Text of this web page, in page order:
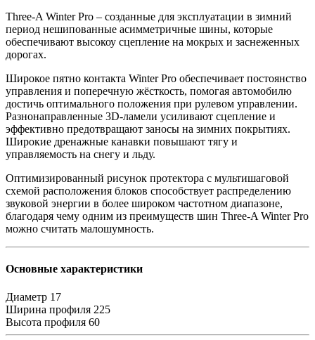
Three-A Winter Pro – созданные для эксплуатации в зимний
период нешипованные асимметричные шины, которые
обеспечивают высокоу сцепление на мокрых и заснеженных
дорогах.
Широкое пятно контакта Winter Pro обеспечивает постоянство
управления и поперечную жёсткость, помогая автомобилю
достичь оптимального положения при рулевом управлении.
Разнонаправленные 3D-ламели усиливают сцепление и
эффективно предотвращают заносы на зимних покрытиях.
Широкие дренажные канавки повышают тягу и
управляемость на снегу и льду.
Оптимизированный рисунок протектора с мультишаговой
схемой расположения блоков способствует распределению
звуковой энергии в более широком частотном диапазоне,
благодаря чему одним из преимуществ шин Three-A Winter Pro
можно считать малошумность.
Основные характеристики
Диаметр 17
Ширина профиля 225
Высота профиля 60